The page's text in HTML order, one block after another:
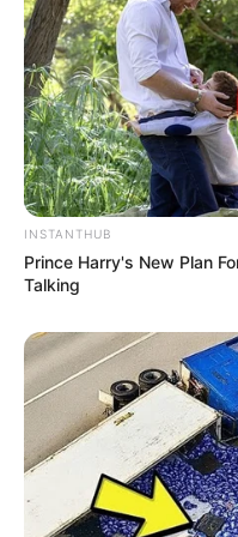
10 Pose Manekin
Mainstream yang
Banget
Minggu ala Jomblo
Ngenes
INSTANTHUB
Prince Harry's New Plan
Talking